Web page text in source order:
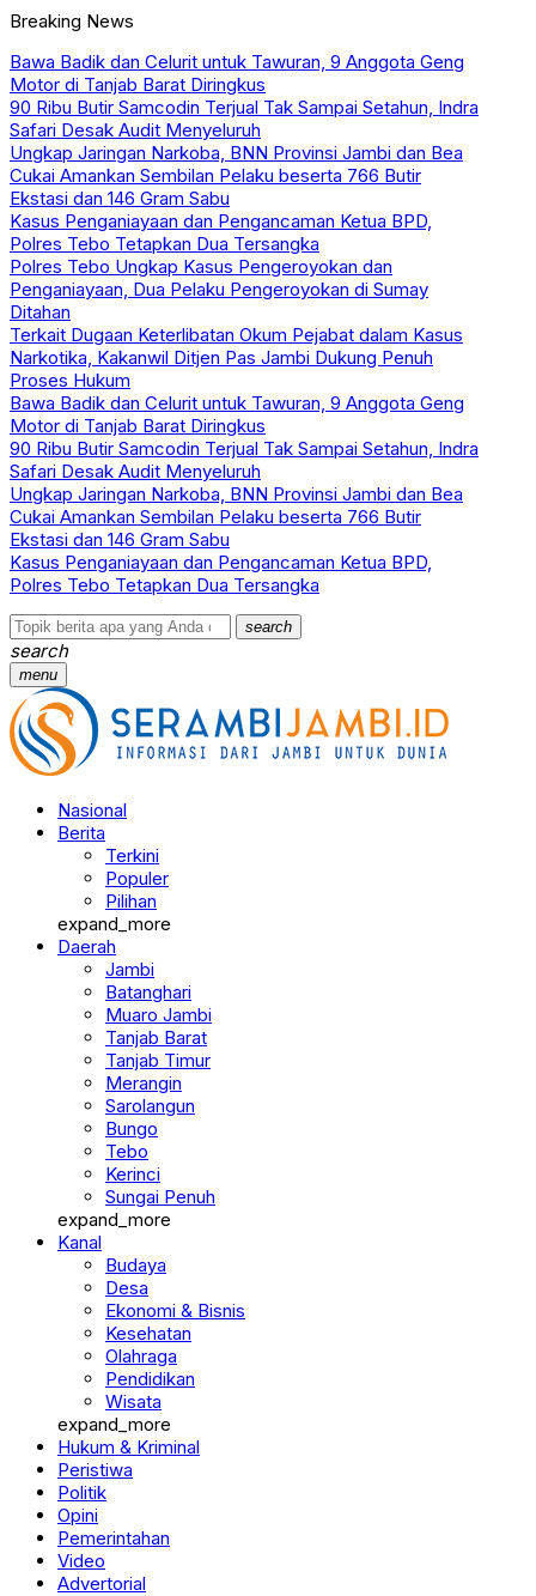
Breaking News
Bawa Badik dan Celurit untuk Tawuran, 9 Anggota Geng
Motor di Tanjab Barat Diringkus
90 Ribu Butir Samcodin Terjual Tak Sampai Setahun, Indra
Safari Desak Audit Menyeluruh
Ungkap Jaringan Narkoba, BNN Provinsi Jambi dan Bea
Cukai Amankan Sembilan Pelaku beserta 766 Butir
Ekstasi dan 146 Gram Sabu
Kasus Penganiayaan dan Pengancaman Ketua BPD,
Polres Tebo Tetapkan Dua Tersangka
Polres Tebo Ungkap Kasus Pengeroyokan dan
Penganiayaan, Dua Pelaku Pengeroyokan di Sumay
Ditahan
Terkait Dugaan Keterlibatan Okum Pejabat dalam Kasus
Narkotika, Kakanwil Ditjen Pas Jambi Dukung Penuh
Proses Hukum
Bawa Badik dan Celurit untuk Tawuran, 9 Anggota Geng
Motor di Tanjab Barat Diringkus
90 Ribu Butir Samcodin Terjual Tak Sampai Setahun, Indra
Safari Desak Audit Menyeluruh
Ungkap Jaringan Narkoba, BNN Provinsi Jambi dan Bea
Cukai Amankan Sembilan Pelaku beserta 766 Butir
Ekstasi dan 146 Gram Sabu
Kasus Penganiayaan dan Pengancaman Ketua BPD,
Polres Tebo Tetapkan Dua Tersangka
search
search
menu
Nasional
Berita
Terkini
Populer
Pilihan
expand_more
Daerah
Jambi
Batanghari
Muaro Jambi
Tanjab Barat
Tanjab Timur
Merangin
Sarolangun
Bungo
Tebo
Kerinci
Sungai Penuh
expand_more
Kanal
Budaya
Desa
Ekonomi & Bisnis
Kesehatan
Olahraga
Pendidikan
Wisata
expand_more
Hukum & Kriminal
Peristiwa
Politik
Opini
Pemerintahan
Video
Advertorial